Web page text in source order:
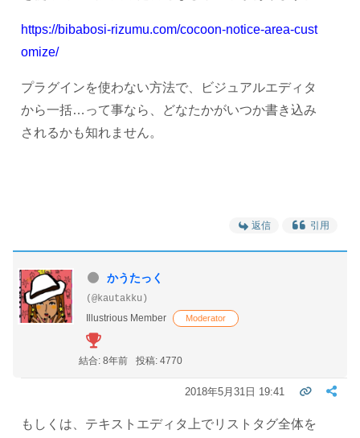
https://bibabosi-rizumu.com/cocoon-notice-area-cust
omize/
プラグインを使わない方法で、ビジュアルエディタ
から一括…って事なら、どなたかがいつか書き込み
されるかも知れません。
返信 引用
かうたっく
(@kautakku)
Illustrious Member
Moderator
結合: 8年前 投稿: 4770
2018年5月31日 19:41
もしくは、テキストエディタ上でリストタグ全体を